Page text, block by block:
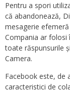
Pentru a spori
că abandonează,
mesagerie
Compania ar folosi
toate răspunsurile
Camera.
Facebook este, de
caracteristici de